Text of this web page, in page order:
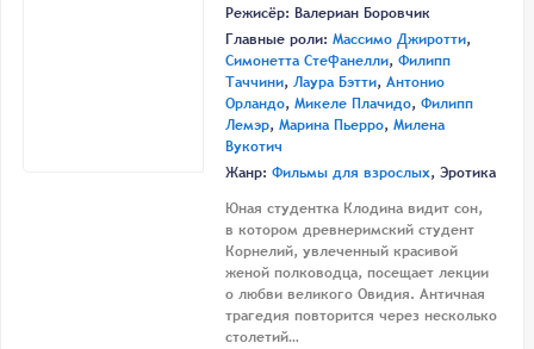
Режисёр: Валериан Боровчик
Главные роли: Массимо Джиротти,
Симонетта Стефанелли, Филипп
Таччини, Лаура Бэтти, Антонио
Орландо, Микеле Плачидо, Филипп
Лемэр, Марина Пьерро, Милена
Вукотич
Жанр: Фильмы для взрослых, Эротика
Юная студентка Клодина видит сон,
в котором древнеримский студент
Корнелий, увлеченный красивой
женой полководца, посещает лекции
о любви великого Овидия. Античная
трагедия повторится через несколько
столетий…